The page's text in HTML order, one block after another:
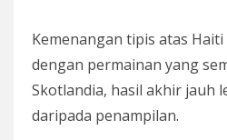
Kemenangan tipis atas
dengan permainan yang
Skotlandia, hasil akhir jauh
daripada penampilan.